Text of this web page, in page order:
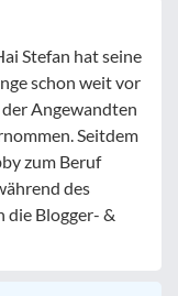
Stefan hat seine
schon weit vor
Angewandten
Seitdem
zum Beruf
des
die Blogger- &